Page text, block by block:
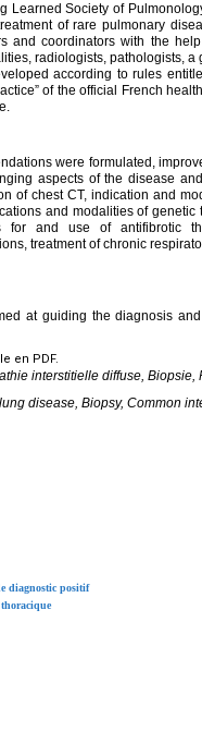
Learned Society of
of rare pulmonary
and coordinators with the
radiologists, pathologists,
according to rules
of the official French
were formulated,
aspects of the disease
of chest CT, indication and
and modalities of
for and use of antifibrotic
treatment of chronic
at guiding the diagnosis
en PDF.
interstitielle diffuse,
disease, Biopsy, Common
diagnostic positif